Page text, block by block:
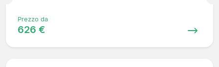
Prezzo da
626 €